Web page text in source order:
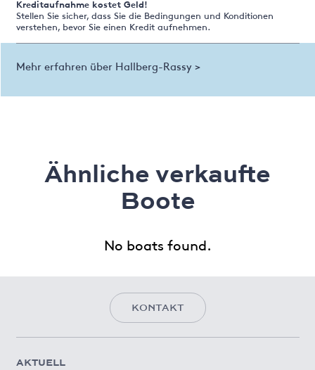
Kreditaufnahme kostet Geld!
Stellen Sie sicher, dass Sie die Bedingungen und Konditionen
verstehen, bevor Sie einen Kredit aufnehmen.
Mehr erfahren über Hallberg-Rassy >
Ähnliche verkaufte
Boote
No boats found.
KONTAKT
AKTUELL